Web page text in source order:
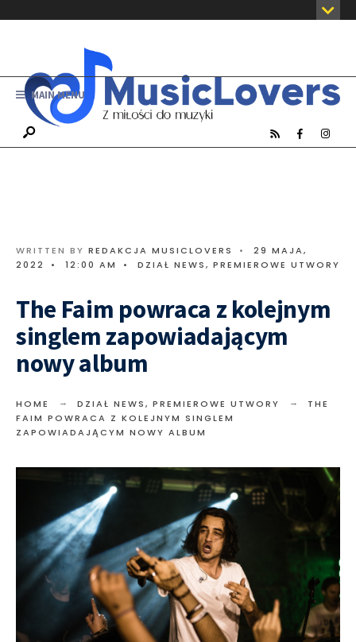
MAIN MENU
WRITTEN BY REDAKCJA MUSICLOVERS •
29 MAJA,
2022
• 12:00 AM • DZIAŁ NEWS, PREMIEROWE UTWORY
The Faim powraca z kolejnym
singlem zapowiadającym
nowy album
HOME DZIAŁ NEWS, PREMIEROWE UTWORY
THE
FAIM POWRACA Z KOLEJNYM SINGLEM
ZAPOWIADAJĄCYM NOWY ALBUM